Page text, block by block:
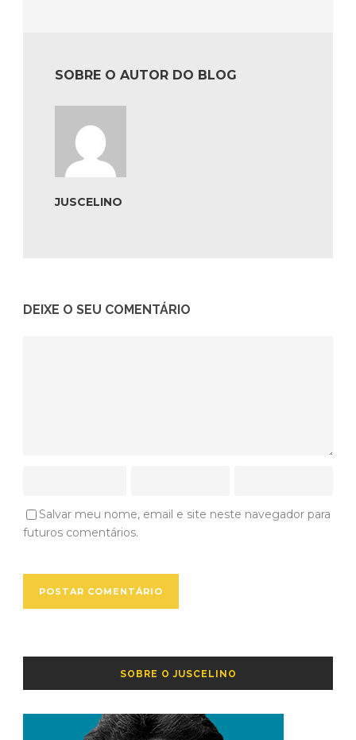
SOBRE O AUTOR DO BLOG
JUSCELINO
DEIXE O SEU COMENTÁRIO
Salvar meu nome, email e site neste navegador para
futuros comentários.
SOBRE O JUSCELINO